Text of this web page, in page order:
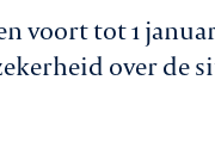
voort tot 1
over de